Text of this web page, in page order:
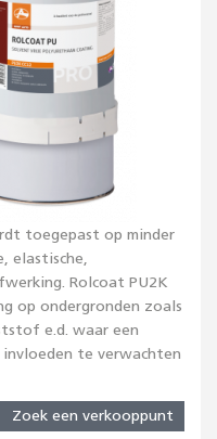
toegepast op minder
elastische,
Rolcoat PU2K
op ondergronden zoals
e.d. waar een
te verwachten
Zoek een verkooppunt